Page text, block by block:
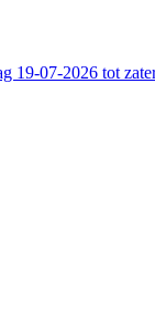
07-2026 tot